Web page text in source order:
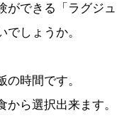
ができる「ラグジュ
しょうか。
時間です。
ら選択出来ます。